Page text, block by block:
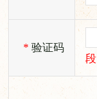
* 验证码
段